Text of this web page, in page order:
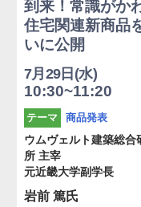
到来！常識がか
住宅関連新商品
いに公開
7月29日(水)
10:30~11:20
テーマ
商品発表
ウムヴェルト建築総合
所 主宰
元近畿大学副学長
岩前 篤氏